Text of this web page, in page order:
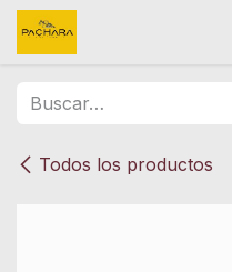
Ir al contenido
Todos los productos